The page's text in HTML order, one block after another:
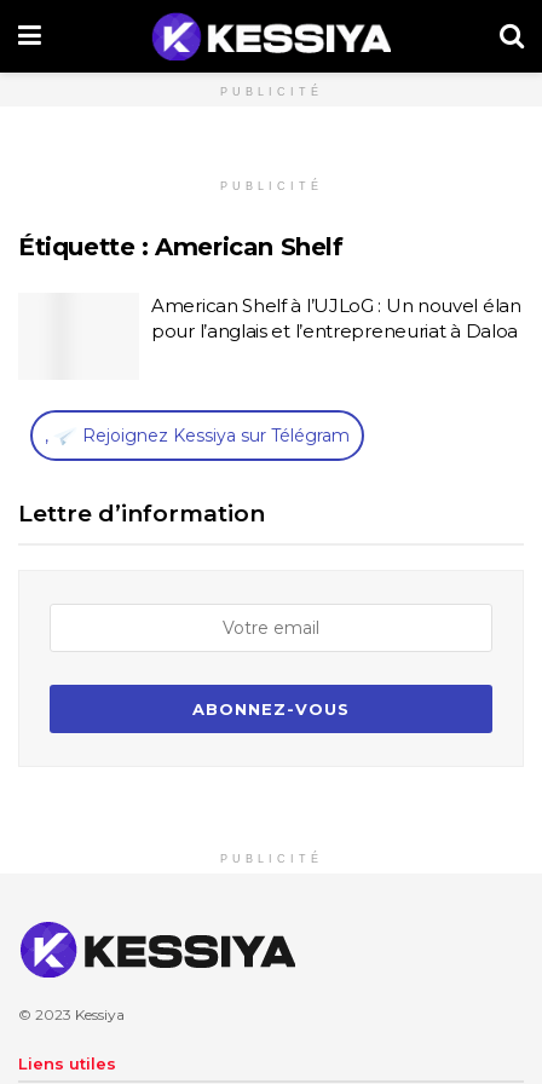
PUBLICITÉ
PUBLICITÉ
Étiquette :American Shelf
American Shelf à l’UJLoG : Un nouvel élan
pour l’anglais et l’entrepreneuriat à Daloa
, Rejoignez Kessiya sur Télégram
Lettre d’information
PUBLICITÉ
© 2023 Kessiya
Liens utiles